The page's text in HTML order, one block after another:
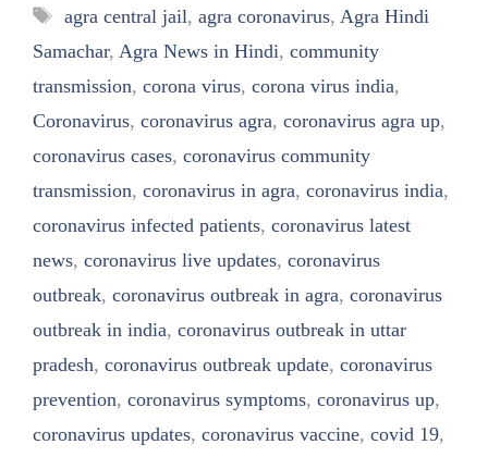
Tags
agra central jail, agra coronavirus, Agra Hindi
Samachar, Agra News in Hindi, community
transmission, corona virus, corona virus india,
Coronavirus, coronavirus agra, coronavirus agra up,
coronavirus cases, coronavirus community
transmission, coronavirus in agra, coronavirus india,
coronavirus infected patients, coronavirus latest
news, coronavirus live updates, coronavirus
outbreak, coronavirus outbreak in agra, coronavirus
outbreak in india, coronavirus outbreak in uttar
pradesh, coronavirus outbreak update, coronavirus
prevention, coronavirus symptoms, coronavirus up,
coronavirus updates, coronavirus vaccine, covid 19,